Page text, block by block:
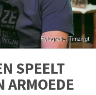
SPEELT
ARMOEDE